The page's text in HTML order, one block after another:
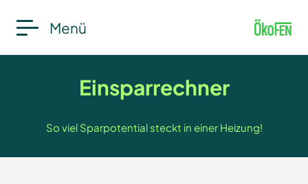
Menü
Einsparrechner
So viel Sparpotential steckt in einer Heizung!